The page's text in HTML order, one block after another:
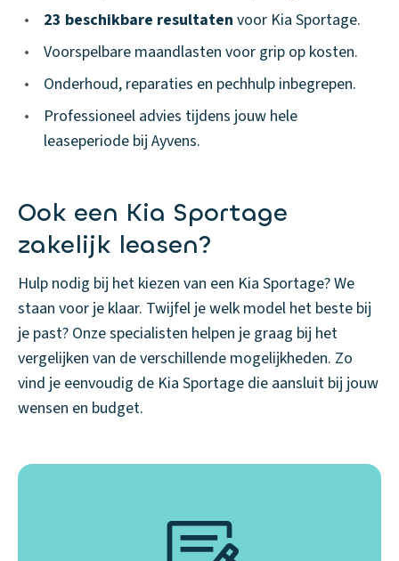
•
23 beschikbare resultaten voor Kia Sportage.
•
Voorspelbare maandlasten voor grip op kosten.
•
Onderhoud, reparaties en pechhulp inbegrepen.
•
Professioneel advies tijdens jouw hele
leaseperiode bij Ayvens.
Ook een Kia Sportage
zakelijk leasen?
Hulp nodig bij het kiezen van een Kia Sportage? We
staan voor je klaar. Twijfel je welk model het beste bij
je past? Onze specialisten helpen je graag bij het
vergelijken van de verschillende mogelijkheden. Zo
vind je eenvoudig de Kia Sportage die aansluit bij jouw
wensen en budget.